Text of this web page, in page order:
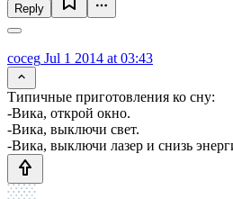
Reply
coceg Jul 1 2014 at 03:43
Типичные приготовления ко сну:
-Вика, открой окно.
-Вика, выключи свет.
-Вика, выключи лазер и снизь